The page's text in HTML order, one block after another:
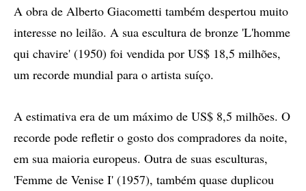
A obra de Alberto Giacometti também despertou muito
interesse no leilão. A sua escultura de bronze 'L'homme
qui chavire' (1950) foi vendida por US$ 18,5 milhões,
um recorde mundial para o artista suíço.
A estimativa era de um máximo de US$ 8,5 milhões. O
recorde pode refletir o gosto dos compradores da noite,
em sua maioria europeus. Outra de suas esculturas,
'Femme de Venise I' (1957), também quase duplicou